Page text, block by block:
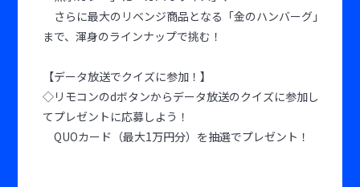
さらに最大のリベンジ商品となる「金のハンバーグ」
まで、渾身のラインナップで挑む！
【データ放送でクイズに参加！】
◇リモコンのdボタンからデータ放送のクイズに参加し
てプレゼントに応募しよう！
QUOカード（最大1万円分）を抽選でプレゼント！